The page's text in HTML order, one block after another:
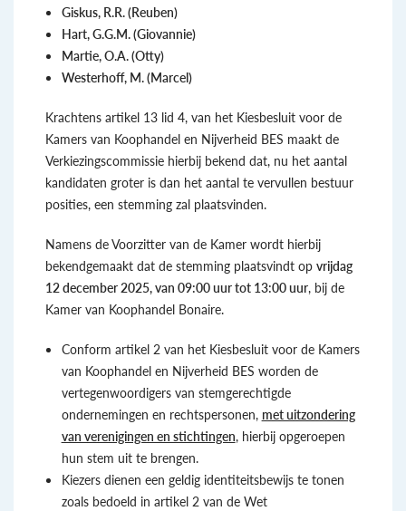
Giskus, R.R. (Reuben)
Hart, G.G.M. (Giovannie)
Martie, O.A. (Otty)
Westerhoff, M. (Marcel)
Krachtens artikel 13 lid 4, van het Kiesbesluit voor de
Kamers van Koophandel en Nijverheid BES maakt de
Verkiezingscommissie hierbij bekend dat, nu het aantal
kandidaten groter is dan het aantal te vervullen bestuur
posities, een stemming zal plaatsvinden.
Namens de Voorzitter van de Kamer wordt hierbij
bekendgemaakt dat de stemming plaatsvindt op vrijdag
12 december 2025, van 09:00 uur tot 13:00 uur, bij de
Kamer van Koophandel Bonaire.
Conform artikel 2 van het Kiesbesluit voor de Kamers
van Koophandel en Nijverheid BES worden de
vertegenwoordigers van stemgerechtigde
ondernemingen en rechtspersonen, met uitzondering
van verenigingen en stichtingen, hierbij opgeroepen
hun stem uit te brengen.
Kiezers dienen een geldig identiteitsbewijs te tonen
zoals bedoeld in artikel 2 van de Wet